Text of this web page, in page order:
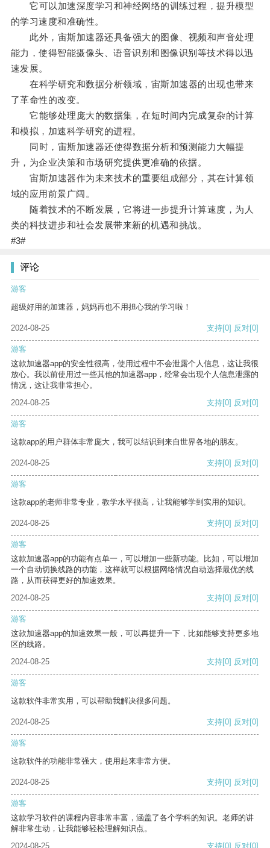
它可以加速深度学习和神经网络的训练过程，提升模型
的学习速度和准确性。
此外，宙斯加速器还具备强大的图像、视频和声音处理
能力，使得智能摄像头、语音识别和图像识别等技术得以迅
速发展。
在科学研究和数据分析领域，宙斯加速器的出现也带来
了革命性的改变。
它能够处理庞大的数据集，在短时间内完成复杂的计算
和模拟，加速科学研究的进程。
同时，宙斯加速器还使得数据分析和预测能力大幅提
升，为企业决策和市场研究提供更准确的依据。
宙斯加速器作为未来技术的重要组成部分，其在计算领
域的应用前景广阔。
随着技术的不断发展，它将进一步提升计算速度，为人
类的科技进步和社会发展带来新的机遇和挑战。
#3#
评论
游客
超级好用的加速器，妈妈再也不用担心我的学习啦！
2024-08-25 支持[0] 反对[0]
游客
这款加速器app的安全性很高，使用过程中不会泄露个人信息，这让我很
放心。我以前使用过一些其他的加速器app，经常会出现个人信息泄露的
情况，这让我非常担心。
2024-08-25
支持[0] 反对[0]
游客
这款app的用户群体非常庞大，我可以结识到来自世界各地的朋友。
2024-08-25 支持[0] 反对[0]
游客
这款app的老师非常专业，教学水平很高，让我能够学到实用的知识。
2024-08-25 支持[0] 反对[0]
游客
这款加速器app的功能有点单一，可以增加一些新功能。比如，可以增加
一个自动切换线路的功能，这样就可以根据网络情况自动选择最优的线
路，从而获得更好的加速效果。
2024-08-25
支持[0] 反对[0]
游客
这款加速器app的加速效果一般，可以再提升一下，比如能够支持更多地
区的线路。
2024-08-25
支持[0] 反对[0]
游客
这款软件非常实用，可以帮助我解决很多问题。
2024-08-25 支持[0] 反对[0]
游客
这款软件的功能非常强大，使用起来非常方便。
2024-08-25 支持[0] 反对[0]
游客
这款学习软件的课程内容非常丰富，涵盖了各个学科的知识。老师的讲
解非常生动，让我能够轻松理解知识点。
2024-08-25
支持[0] 反对[0]